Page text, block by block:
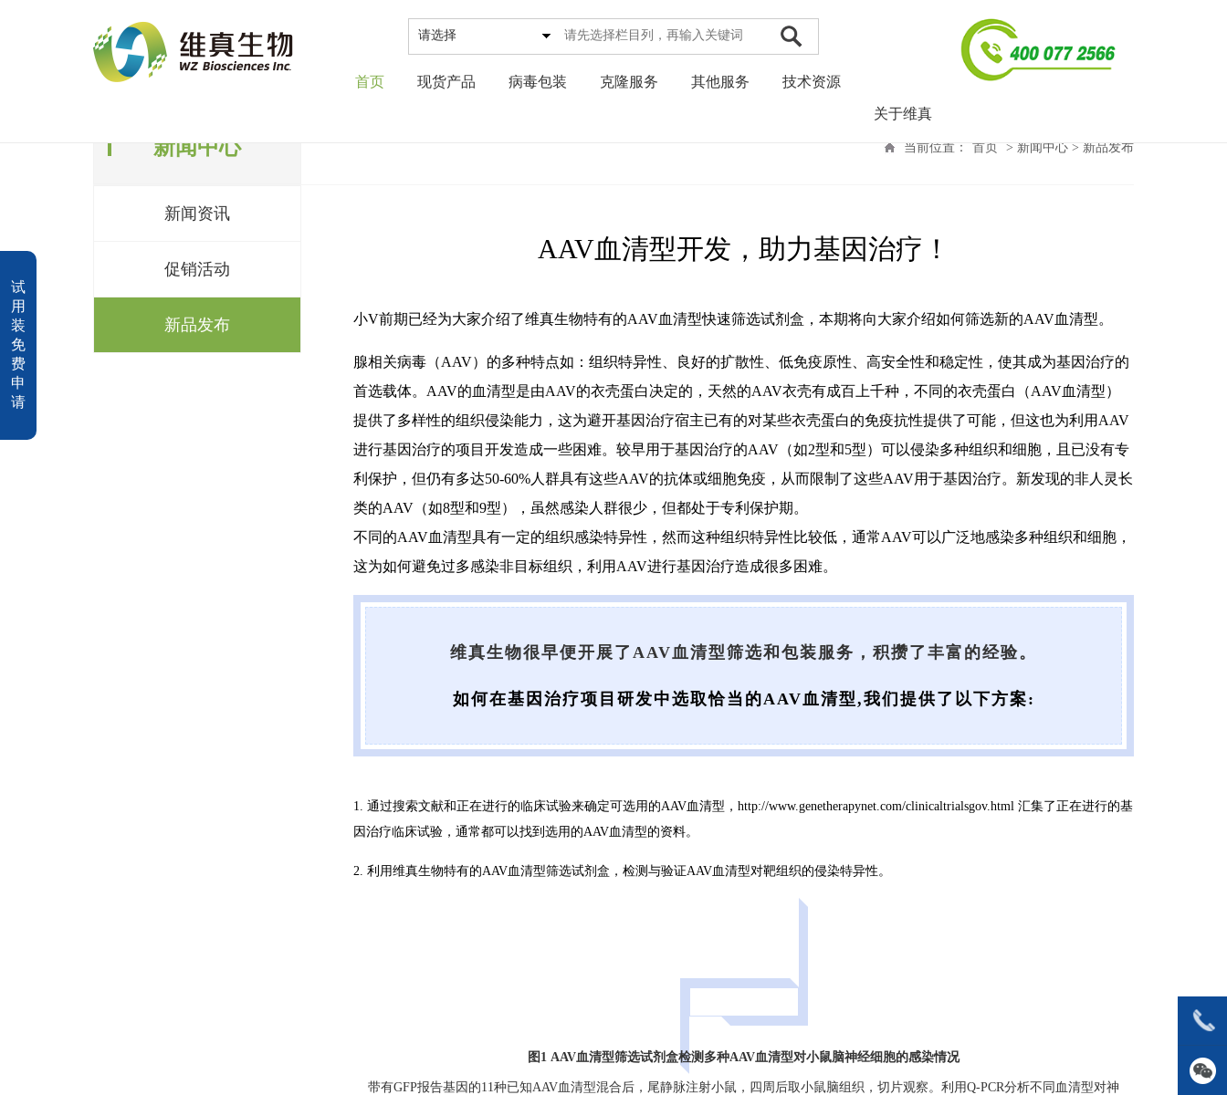
请选择
首页 现货产品 病毒包装 克隆服务 其他服务 技术资源
关于维真
新闻中心
新闻资讯
促销活动
新品发布
当前位置： 首页 > 新闻中心 > 新品发布
AAV血清型开发，助力基因治疗！
小V前期已经为大家介绍了维真生物特有的AAV血清型快速筛选试剂盒，本期将向大家介绍如何筛选新的AAV血清型。
腺相关病毒（AAV）的多种特点如：组织特异性、良好的扩散性、低免疫原性、高安全性和稳定性，使其成为基因治疗的
首选载体。AAV的血清型是由AAV的衣壳蛋白决定的，天然的AAV衣壳有成百上千种，不同的衣壳蛋白（AAV血清型）
提供了多样性的组织侵染能力，这为避开基因治疗宿主已有的对某些衣壳蛋白的免疫抗性提供了可能，但这也为利用AAV
进行基因治疗的项目开发造成一些困难。较早用于基因治疗的AAV（如2型和5型）可以侵染多种组织和细胞，且已没有专
利保护，但仍有多达50-60%人群具有这些AAV的抗体或细胞免疫，从而限制了这些AAV用于基因治疗。新发现的非人灵长
类的AAV（如8型和9型），虽然感染人群很少，但都处于专利保护期。
不同的AAV血清型具有一定的组织感染特异性，然而这种组织特异性比较低，通常AAV可以广泛地感染多种组织和细胞，
这为如何避免过多感染非目标组织，利用AAV进行基因治疗造成很多困难。
维真生物很早便开展了AAV血清型筛选和包装服务，积攒了丰富的经验。
如何在基因治疗项目研发中选取恰当的AAV血清型,我们提供了以下方案:
1. 通过搜索文献和正在进行的临床试验来确定可选用的AAV血清型， http://www.genetherapynet.com/clinicaltrialsgov.html 汇集了正在进行的基
因治疗临床试验，通常都可以找到选用的AAV血清型的资料。
2. 利用维真生物特有的AAV血清型筛选试剂盒，检测与验证AAV血清型对靶组织的侵染特异性。
图1 AAV血清型筛选试剂盒检测多种AAV血清型对小鼠脑神经细胞的感染情况
带有GFP报告基因的11种已知AAV血清型混合后，尾静脉注射小鼠，四周后取小鼠脑组织，切片观察。利用Q-PCR分析不同血清型对神
试
用
装
免
费
申
请